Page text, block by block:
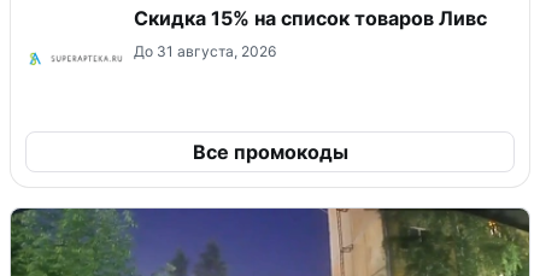
Скидка 15% на список товаров Ливс
До 31 августа, 2026
Все промокоды